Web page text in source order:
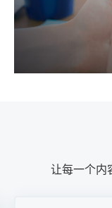
让每一个内